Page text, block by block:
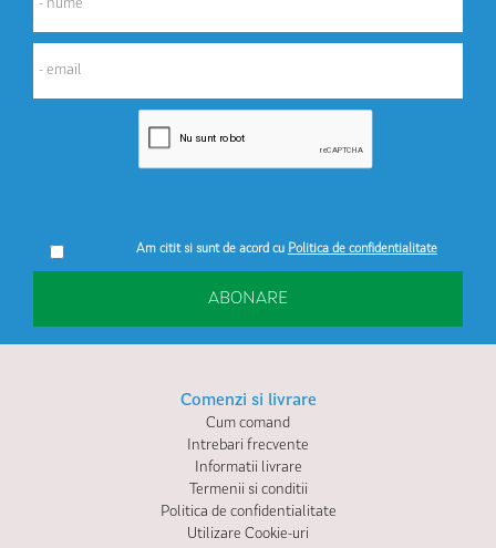
Am citit si sunt de acord cu Politica de confidentialitate
ABONARE
Comenzi si livrare
Cum comand
Intrebari frecvente
Informatii livrare
Termenii si conditii
Politica de confidentialitate
Utilizare Cookie-uri